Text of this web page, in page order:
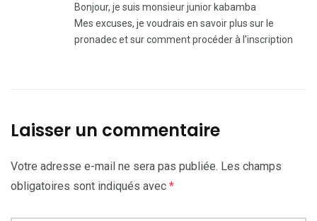
Bonjour, je suis monsieur junior kabamba
Mes excuses, je voudrais en savoir plus sur le
pronadec et sur comment procéder à l’inscription
Laisser un commentaire
Votre adresse e-mail ne sera pas publiée. Les champs
obligatoires sont indiqués avec *